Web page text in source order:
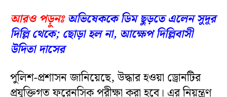
আরও পড়ুনঃ অভিষেককে ডিম ছুড়তে এলেন সুদূর
দিল্লি থেকে; ছোড়া হল না, আক্ষেপ দিল্লিবাসী
উদিতা দাসের
পুলিশ-প্রশাসন জানিয়েছে, উদ্ধার হওয়া ড্রোনটির
প্রযুক্তিগত ফরেনসিক পরীক্ষা করা হবে। এর নিয়ন্ত্রণ